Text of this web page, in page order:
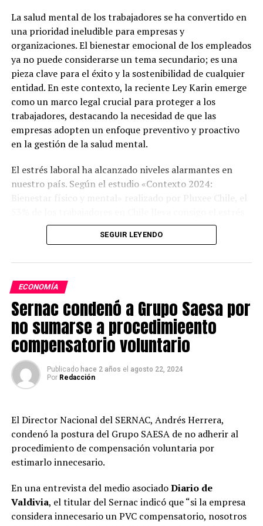
Post Views:
La salud mental de los trabajadores se ha convertido en
una prioridad ineludible para empresas y
organizaciones. El bienestar emocional de los empleados
ya no puede considerarse un tema secundario; es una
pieza clave para el éxito y la sostenibilidad de cualquier
entidad. En este contexto, la reciente Ley Karin emerge
como un marco legal crucial para proteger a los
trabajadores, destacando la necesidad de que las
empresas adopten un enfoque preventivo y proactivo
en la gestión de la salud mental.
El estrés laboral ha alcanzado niveles alarmantes en
nuestro país. Según el estudio «Contexto 2024:
Bienestar físico y mental» realizado por Pluxee Chile, el
del trabajo hasta sus hogares.
trabajadores chilenos se siente estresado o «quemado».
Estos altos niveles de estrés, ansiedad y agotamiento
emocional, no solo tiene consecuencias devastadoras
para la salud de los empleados, sino que también afecta
negativamente la productividad, incrementa el
ausentismo y genera una alta rotación de personal.
“Es como una bola. Estrés, luego síntomas de ansiedad y,
posteriormente podemos pasar a cuadros más graves
también se traduce en enfermedades médicas como
diabetes obesidad e hipertensión, problemas endocrinos,
de libido, se nos echa a perder como todas las
máquinas”, indicó la CEO de Grupo Cetep Claudia
Las empresas que subestiman la importancia de la salud
mental enfrentan costos significativos, tanto en
SEGUIR LEYENDO
ECONOMÍA
Sernac condenó a Grupo Saesa por
no sumarse a procedimieento
compensatorio voluntario
Publicado hace 2 años el agosto 22, 2024
Por Redacción
El Director Nacional del SERNAC, Andrés Herrera,
condenó la postura del Grupo SAESA de no adherir al
procedimiento de compensación voluntaria por
estimarlo innecesario.
En una entrevista del medio asociadoDiario de
Valdivia, el titular del Sernac indicó que “si la empresa
considera innecesario un PVC compensatorio, nosotros